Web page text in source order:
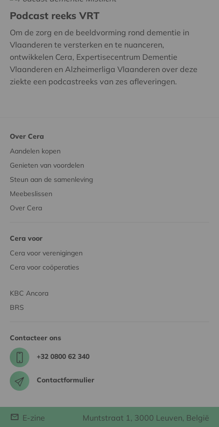
Podcast reeks VRT
Om de zorg en de beeldvorming rond dementie in
Vlaanderen te versterken en te nuanceren,
ontwikkelen Cera, Expertisecentrum Dementie
Vlaanderen en Alzheimerliga Vlaanderen over deze
ziekte een podcastreeks van zes afleveringen.
Over Cera
Aandelen kopen
Genieten van voordelen
Steun aan de samenleving
Meebeslissen
Over Cera
Cera voor
Cera voor verenigingen
Cera voor coöperaties
KBC Ancora
BRS
Contacteer ons
+32 0800 62 340
Contactformulier
E-zine
Muntstraat 1, 3000 Leuven, België